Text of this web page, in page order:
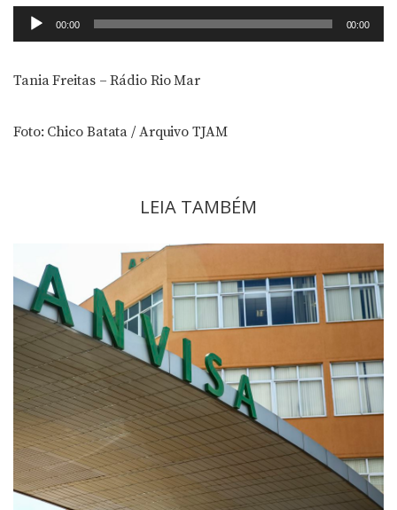
Tocador
de
00:00 00:00
Tania Freitas – Rádio Rio Mar
Foto: Chico Batata / Arquivo TJAM
LEIA TAMBÉM